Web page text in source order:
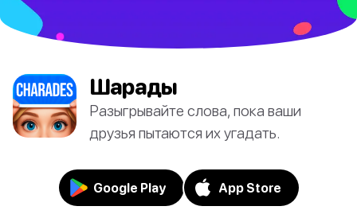
Шарады
Разыгрывайте слова, пока ваши
друзья пытаются их угадать.
Google Play App Store